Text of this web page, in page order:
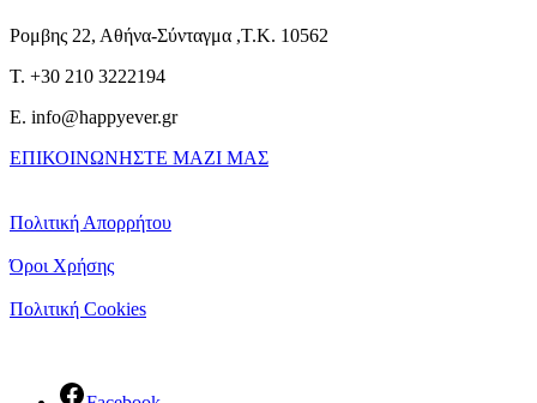
Ρομβης 22, Αθήνα-Σύνταγμα ,Τ.Κ. 10562
T. +30 210 3222194
E. info@happyever.gr
ΕΠΙΚΟΙΝΩΝΗΣΤΕ ΜΑΖΙ ΜΑΣ
Πολιτική Απορρήτου
Όροι Χρήσης
Πολιτική Cookies